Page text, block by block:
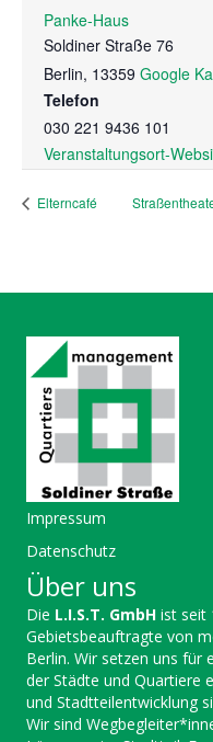
Panke-Haus
Soldiner Straße 76
Berlin, 13359 Google
Telefon
030 221 9436 101
Veranstaltungsort-
Elterncafé
Impressum
Datenschutz
Über uns
Die L.I.S.T. GmbH ist seit
Gebietsbeauftragte von
Berlin. Wir setzen uns für
der Städte und Quartiere
und Stadtteilentwicklung
Wir sind